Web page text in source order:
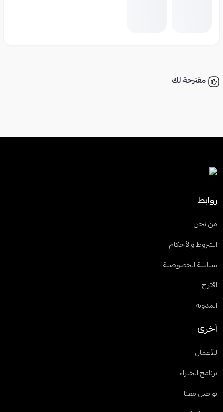
مقترحة لك
روابط
من نحن
الشروط والأحكام
سياسة الخصوصية
اقترح
المدونة
أخرى
للأعمال
برنامج الخبراء
تواصل معنا